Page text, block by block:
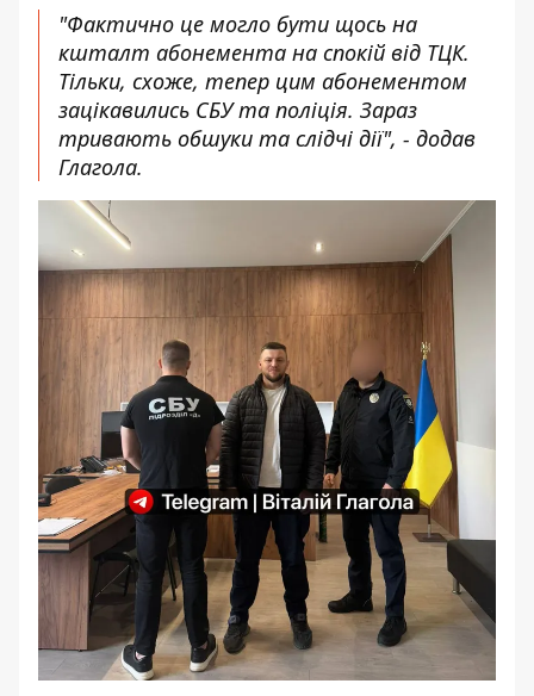
"Фактично це могло бути щось на
кшталт абонемента на спокій від ТЦК.
Тільки, схоже, тепер цим абонементом
зацікавились СБУ та поліція. Зараз
тривають обшуки та слідчі дії", - додав
Глагола.